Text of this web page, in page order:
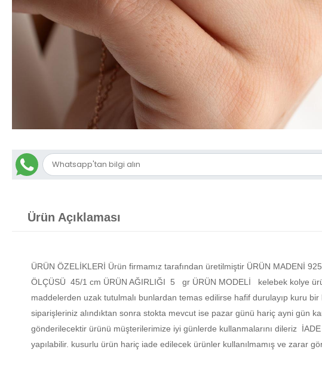
Ürün Açıklaması
ÜRÜN ÖZELİKLERİ Ürün firmamız tarafından üretilmiştir ÜRÜN MADENİ
ÖLÇÜSÜ 45/1 cm ÜRÜN AĞIRLIĞI 5 gr ÜRÜN MODELİ kelebek kolye
maddelerden uzak tutulmalı bunlardan temas edilirse hafif durulayıp kuru
siparişleriniz alındıktan sonra stokta mevcut ise pazar günü hariç ayni gün
gönderilecektir ürünü müşterilerimize iyi günlerde kullanmalarını dileriz
yapılabilir. kusurlu ürün hariç iade edilecek ürünler kullanılmamış ve zarar